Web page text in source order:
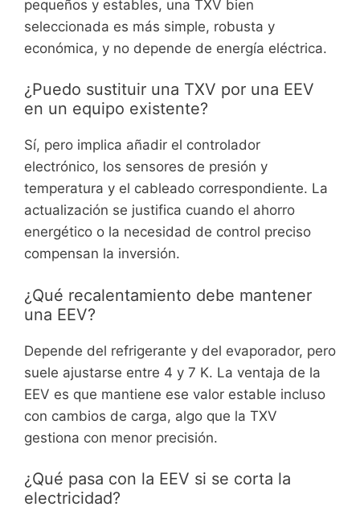
pequeños y estables, una TXV bien
seleccionada es más simple, robusta y
económica, y no depende de energía eléctrica.
¿Puedo sustituir una TXV por una EEV
en un equipo existente?
Sí, pero implica añadir el controlador
electrónico, los sensores de presión y
temperatura y el cableado correspondiente. La
actualización se justifica cuando el ahorro
energético o la necesidad de control preciso
compensan la inversión.
¿Qué recalentamiento debe mantener
una EEV?
Depende del refrigerante y del evaporador, pero
suele ajustarse entre 4 y 7 K. La ventaja de la
EEV es que mantiene ese valor estable incluso
con cambios de carga, algo que la TXV
gestiona con menor precisión.
¿Qué pasa con la EEV si se corta la
electricidad?